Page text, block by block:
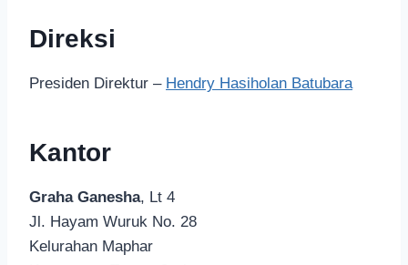
Direksi
Presiden Direktur – Hendry Hasiholan Batubara
Kantor
Graha Ganesha, Lt 4
Jl. Hayam Wuruk No. 28
Kelurahan Maphar